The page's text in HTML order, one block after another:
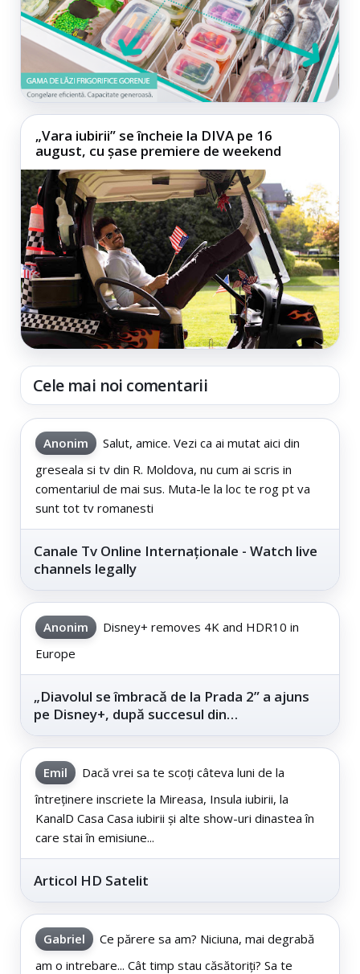
„Vara iubirii” se încheie la DIVA pe 16
august, cu șase premiere de weekend
Cele mai noi comentarii
Anonim
Salut, amice. Vezi ca ai mutat aici din
greseala si tv din R. Moldova, nu cum ai scris in
comentariul de mai sus. Muta-le la loc te rog pt va
sunt tot tv romanesti
Canale Tv Online Internaționale - Watch live
channels legally
Anonim
Disney+ removes 4K and HDR10 in
Europe
„Diavolul se îmbracă de la Prada 2” a ajuns
pe Disney+, după succesul din
Emil
Dacă vrei sa te scoți câteva luni de la
întreținere inscriete la Mireasa, Insula iubirii, la
KanalD Casa Casa iubirii și alte show-uri dinastea în
care stai în emisiune...
Articol HD Satelit
Gabriel
Ce părere sa am? Niciuna, mai degrabă
am o intrebare... Cât timp stau căsătoriți? Sa te